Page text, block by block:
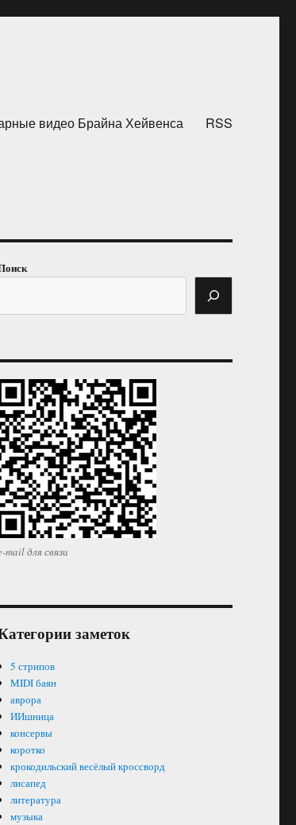
видео Брайна Хейвенса RSS
mail для связи
заметок
5 стрипов
MIDI баян
аврора
ИИшница
консервы
коротко
крокодильский весёлый кроссворд
лисапед
литература
музыка